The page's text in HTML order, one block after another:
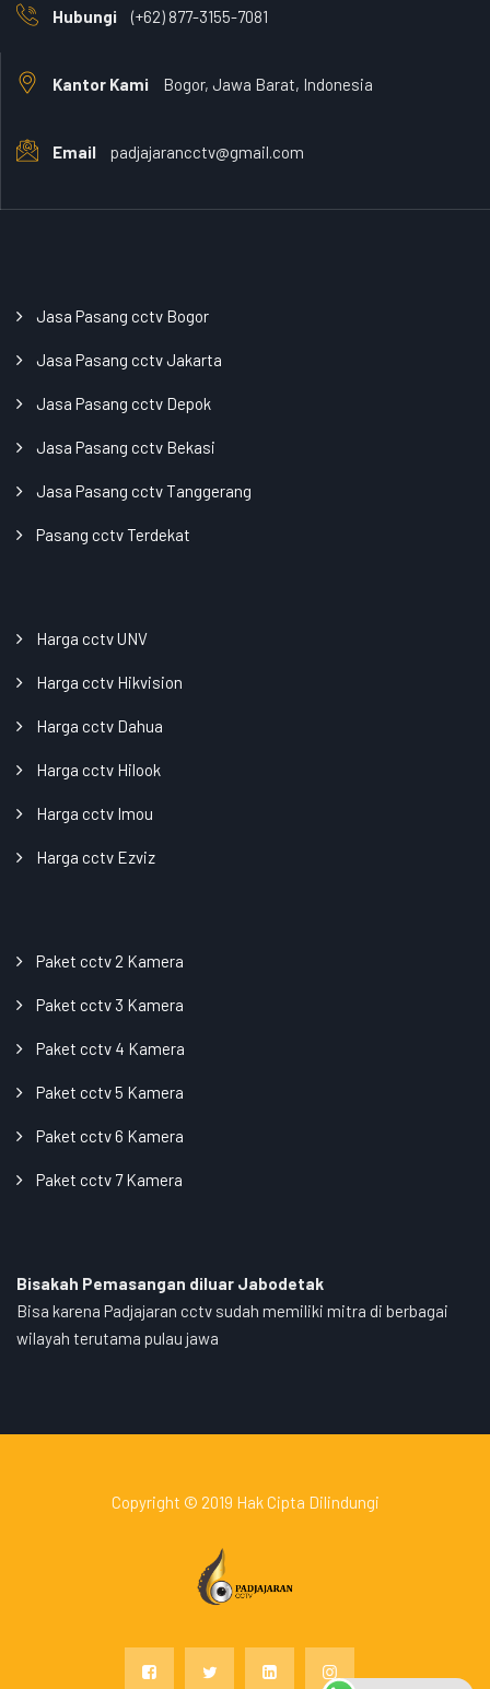
Hubungi (+62) 877-3155-7081
Kantor Kami Bogor, Jawa Barat, Indonesia
Email padjajarancctv@gmail.com
Jasa Pasang cctv Bogor
Jasa Pasang cctv Jakarta
Jasa Pasang cctv Depok
Jasa Pasang cctv Bekasi
Jasa Pasang cctv Tanggerang
Pasang cctv Terdekat
Harga cctv UNV
Harga cctv Hikvision
Harga cctv Dahua
Harga cctv Hilook
Harga cctv Imou
Harga cctv Ezviz
Paket cctv 2 Kamera
Paket cctv 3 Kamera
Paket cctv 4 Kamera
Paket cctv 5 Kamera
Paket cctv 6 Kamera
Paket cctv 7 Kamera
Bisakah Pemasangan diluar Jabodetak
Bisa karena Padjajaran cctv sudah memiliki mitra di berbagai
wilayah terutama pulau jawa
Copyright © 2019 Hak Cipta Dilindungi